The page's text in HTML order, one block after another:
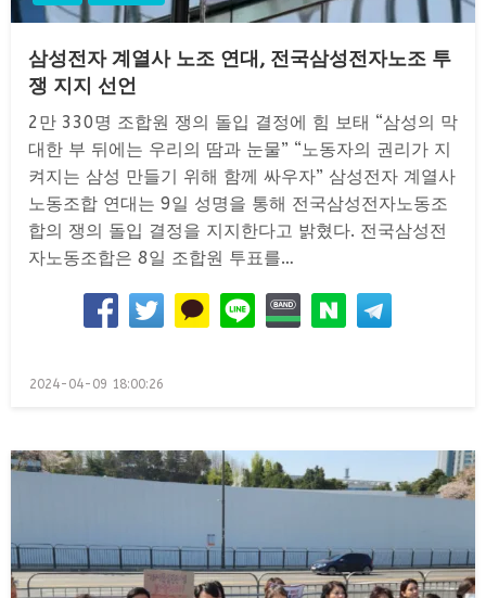
삼성전자 계열사 노조 연대, 전국삼성전자노조 투
쟁 지지 선언
2만 330명 조합원 쟁의 돌입 결정에 힘 보태 “삼성의 막
대한 부 뒤에는 우리의 땀과 눈물” “노동자의 권리가 지
켜지는 삼성 만들기 위해 함께 싸우자” 삼성전자 계열사
노동조합 연대는 9일 성명을 통해 전국삼성전자노동조
합의 쟁의 돌입 결정을 지지한다고 밝혔다. 전국삼성전
자노동조합은 8일 조합원 투표를…
Posted
2024-04-09 18:00:26